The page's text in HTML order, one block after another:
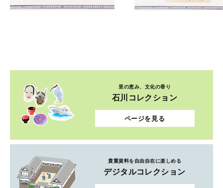
里の恵み、文化の香り
石川コレクション
ページを見る
貴重資料を自由自在に楽しめる
デジタルコレクション